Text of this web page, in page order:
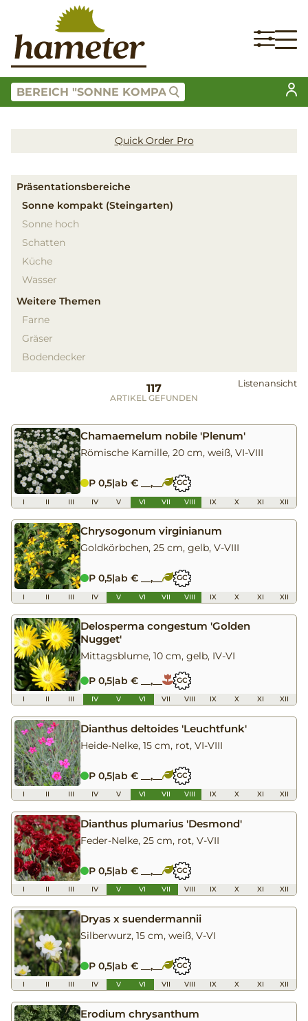
Quick Order Pro
Präsentationsbereiche
Sonne kompakt (Steingarten)
Sonne hoch
Schatten
Küche
Wasser
Weitere Themen
Farne
Gräser
Bodendecker
Listenansicht
117
ARTIKEL GEFUNDEN
Chamaemelum nobile 'Plenum'
Römische Kamille, 20 cm, weiß, VI-VIII
P 0,5|ab € __,__ GC
I II III IV V VI VII VIII IX X XI XII
Chrysogonum virginianum
Goldkörbchen, 25 cm, gelb, V-VIII
P 0,5|ab € __,__ GC
I II III IV V VI VII VIII IX X XI XII
Delosperma congestum 'Golden
Nugget'
Mittagsblume, 10 cm, gelb, IV-VI
P 0,5|ab € __,__ GC
I II III IV V VI VII VIII IX X XI XII
Dianthus deltoides 'Leuchtfunk'
Heide-Nelke, 15 cm, rot, VI-VIII
P 0,5|ab € __,__ GC
I II III IV V VI VII VIII IX X XI XII
Dianthus plumarius 'Desmond'
Feder-Nelke, 25 cm, rot, V-VII
P 0,5|ab € __,__ GC
I II III IV V VI VII VIII IX X XI XII
Dryas x suendermannii
Silberwurz, 15 cm, weiß, V-VI
P 0,5|ab € __,__ GC
I II III IV V VI VII VIII IX X XI XII
Erodium chrysanthum